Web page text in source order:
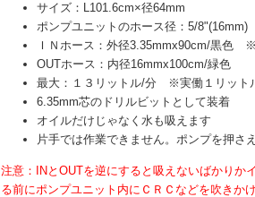
サイズ：L101.6cm×径64mm
ポンプユニットのホース径：5/8"(16mm)
ＩＮホース：外径3.35mmx90cm/黒色
OUTホース：内径16mmx100cm/緑色
最大：１３リットル/分 ※実働１リット
6.35mm芯のドリルビットとして装着
オイルだけじゃなく水も吸えます
片手では作業できません。ポンプを押さ
注意：INとOUTを逆にすると吸えないばかりか
る前にポンプユニット内にＣＲＣなどを吹きか